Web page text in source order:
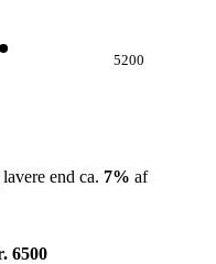
5200
end ca. 7% af
6500